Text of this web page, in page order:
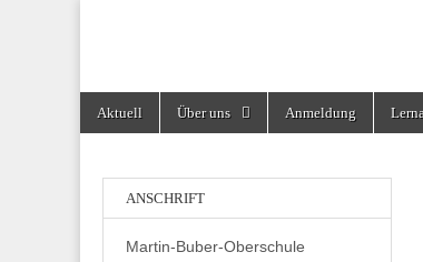
Martin-Buber-
Main
menu
Aktuell Über uns Anmeldung
ANSCHRIFT
Martin-Buber-Oberschule